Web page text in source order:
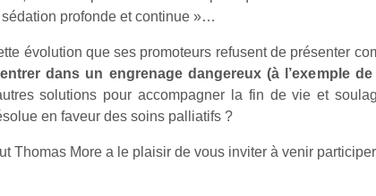
profonde et continue »…
évolution que ses promoteurs refusent de présenter
dans un engrenage dangereux (à l’exemple
solutions pour accompagner la fin de vie et
en faveur des soins palliatifs ?
Thomas More a le plaisir de vous inviter à venir